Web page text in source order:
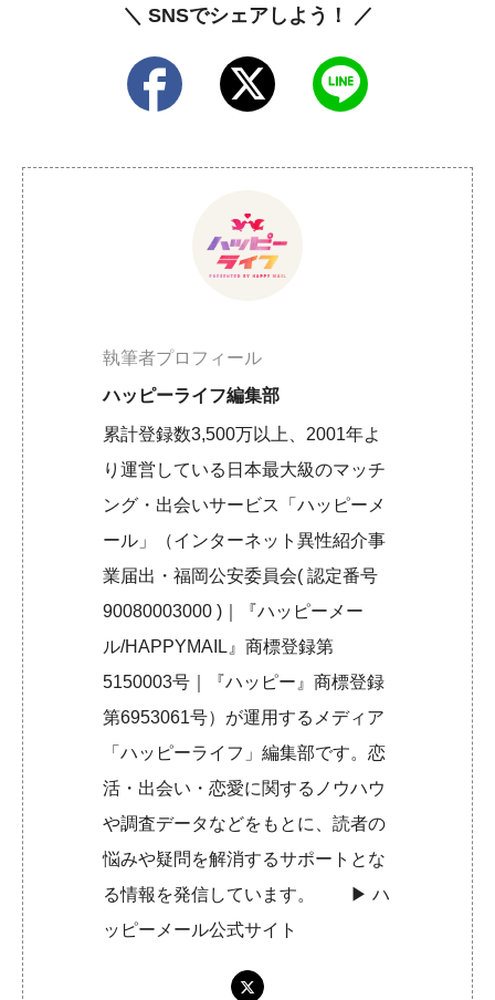
＼ SNSでシェアしよう！ ／
執筆者プロフィール
ハッピーライフ編集部
累計登録数3,500万以上、2001年よ
り運営している日本最大級のマッチ
ング・出会いサービス「ハッピーメ
ール」（インターネット異性紹介事
業届出・福岡公安委員会( 認定番号
90080003000 )｜『ハッピーメー
ル/HAPPYMAIL』商標登録第
5150003号｜『ハッピー』商標登録
第6953061号）が運用するメディア
「ハッピーライフ」編集部です。恋
活・出会い・恋愛に関するノウハウ
や調査データなどをもとに、読者の
悩みや疑問を解消するサポートとな
る情報を発信しています。 ▶︎ハ
ッピーメール公式サイト